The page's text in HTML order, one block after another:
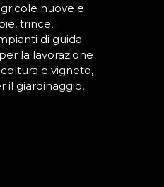
nuove e
trince,
di guida
la lavorazione
e vigneto,
il giardinaggio,